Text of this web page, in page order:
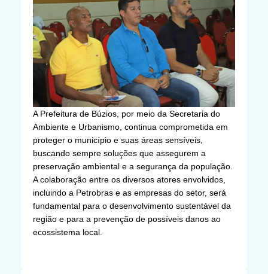
A Prefeitura de Búzios, por meio da Secretaria do
Ambiente e Urbanismo, continua comprometida em
proteger o município e suas áreas sensíveis,
buscando sempre soluções que assegurem a
preservação ambiental e a segurança da população.
A colaboração entre os diversos atores envolvidos,
incluindo a Petrobras e as empresas do setor, será
fundamental para o desenvolvimento sustentável da
região e para a prevenção de possíveis danos ao
ecossistema local.